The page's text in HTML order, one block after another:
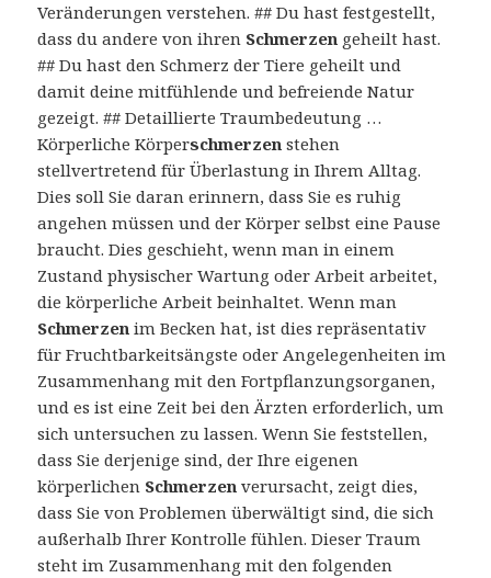
Veränderungen verstehen. ## Du hast festgestellt,
dass du andere von ihren Schmerzen geheilt hast.
## Du hast den Schmerz der Tiere geheilt und
damit deine mitfühlende und befreiende Natur
gezeigt. ## Detaillierte Traumbedeutung …
Körperliche Körperschmerzen stehen
stellvertretend für Überlastung in Ihrem Alltag.
Dies soll Sie daran erinnern, dass Sie es ruhig
angehen müssen und der Körper selbst eine Pause
braucht. Dies geschieht, wenn man in einem
Zustand physischer Wartung oder Arbeit arbeitet,
die körperliche Arbeit beinhaltet. Wenn man
Schmerzen im Becken hat, ist dies repräsentativ
für Fruchtbarkeitsängste oder Angelegenheiten im
Zusammenhang mit den Fortpflanzungsorganen,
und es ist eine Zeit bei den Ärzten erforderlich, um
sich untersuchen zu lassen. Wenn Sie feststellen,
dass Sie derjenige sind, der Ihre eigenen
körperlichen Schmerzen verursacht, zeigt dies,
dass Sie von Problemen überwältigt sind, die sich
außerhalb Ihrer Kontrolle fühlen. Dieser Traum
steht im Zusammenhang mit den folgenden